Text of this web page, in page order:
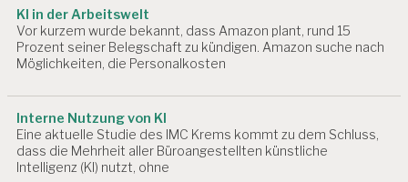
KI in der Arbeitswelt
Vor kurzem wurde bekannt, dass Amazon plant, rund 15
Prozent seiner Belegschaft zu kündigen. Amazon suche nach
Möglichkeiten, die Personalkosten
Interne Nutzung von KI
Eine aktuelle Studie des IMC Krems kommt zu dem Schluss,
dass die Mehrheit aller Büroangestellten künstliche
Intelligenz (KI) nutzt, ohne